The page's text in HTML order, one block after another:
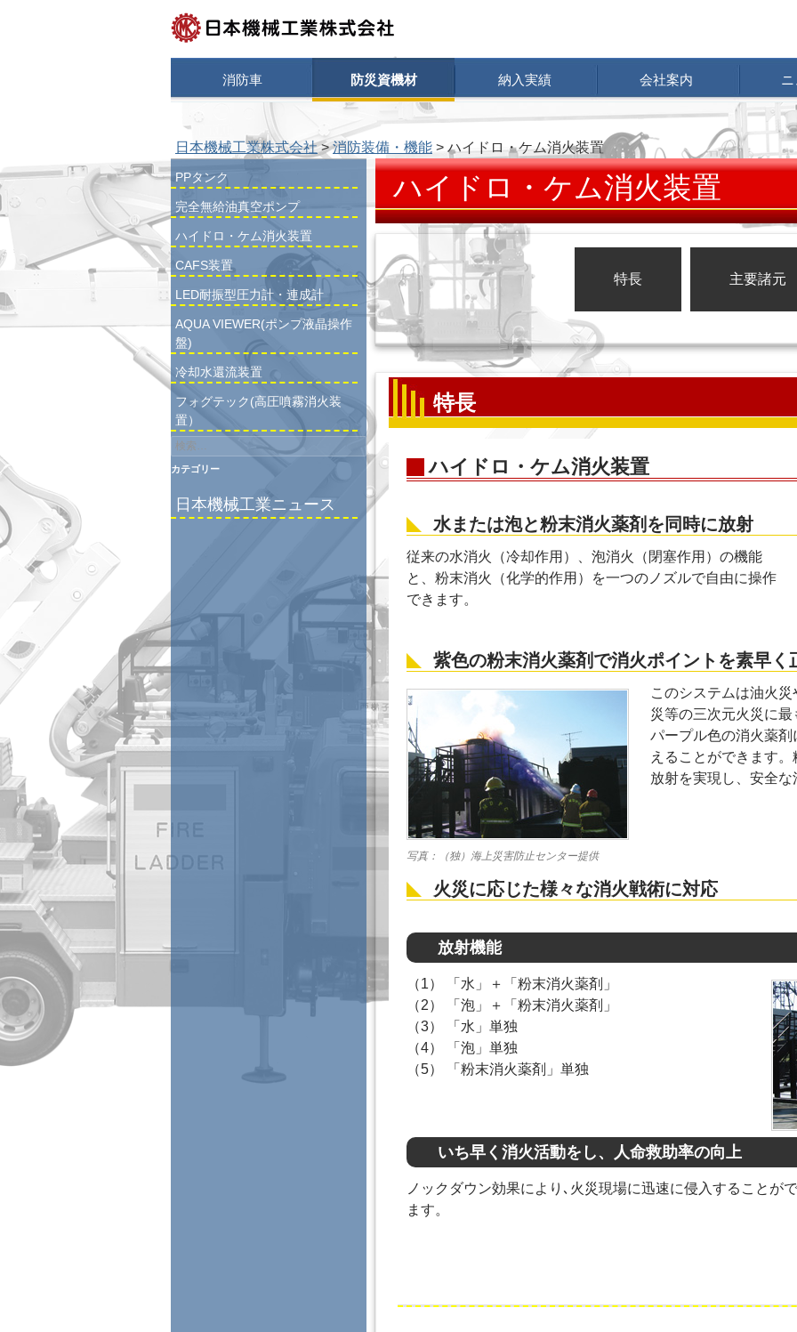
検
索
消防車
防災資機材 納入実績 会社案内
日本機械工業株式会社>消防装備・機能 > ハイドロ・ケム消火装置
ハイドロ・ケム消火装置
特長 主要諸元
特長
ハイドロ・ケム消火装置
水または泡と粉末消火薬剤を同時に放射
従来の水消火（冷却作用）、泡消火（閉塞作用）の機能
と、粉末消火（化学的作用）を一つのノズルで自由に操作
できます。
紫色の粉末消火薬剤で消火ポイントを素早く
写真：（独）海上災害防止センター提供
このシステムは油火
災等の三次元火災に
パープル色の消火薬
えることができます
放射を実現し、安全
火災に応じた様々な消火戦術に対応
放射機能
（1） 「水」＋「粉末消火薬剤」
（2） 「泡」＋「粉末消火薬剤」
（3） 「水」単独
（4） 「泡」単独
（5） 「粉末消火薬剤」単独
いち早く消火活動をし、人命救助率の向上
ノックダウン効果により､火災現場に迅速に侵入することが
ます。
PPタンク
完全無給油真空ポンプ
ハイドロ・ケム消火装置
CAFS装置
LED耐振型圧力計・連成計
AQUA VIEWER(ポンプ液晶操作
盤)
冷却水還流装置
フォグテック(高圧噴霧消火装
置）
検
索:
カテゴリー
日本機械工業ニュース